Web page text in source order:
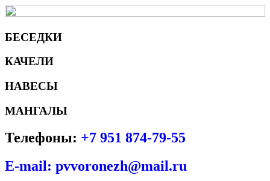
БЕСЕДКИ
КАЧЕЛИ
НАВЕСЫ
МАНГАЛЫ
Телефоны: +7 951 874-79-55
E-mail: pvvoronezh@mail.ru